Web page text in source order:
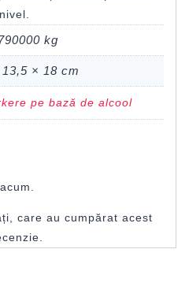
kg
× 18 cm
pe bază de alcool
care au cumpărat acest